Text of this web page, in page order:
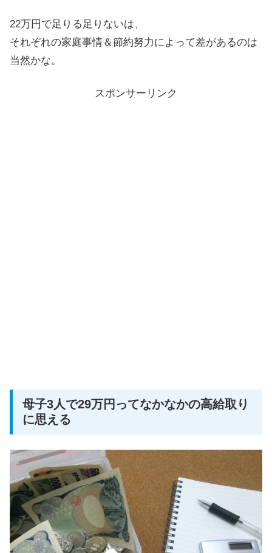
22万円で足りる足りないは、
それぞれの家庭事情＆節約努力によって差があるのは
当然かな。
スポンサーリンク
母子3人で29万円ってなかなかの高給取り
に思える